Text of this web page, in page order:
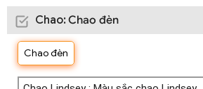
Chao: Chao đèn
Chao đèn